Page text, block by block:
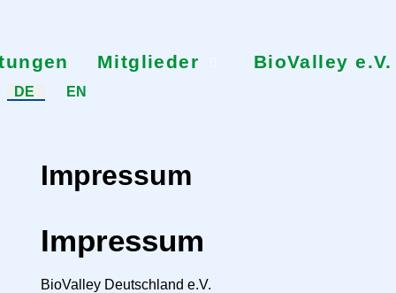
Mitglieder BioValley e.V.
Sprache auswählen
DE EN
Impressum
Impressum
BioValley Deutschland e.V.